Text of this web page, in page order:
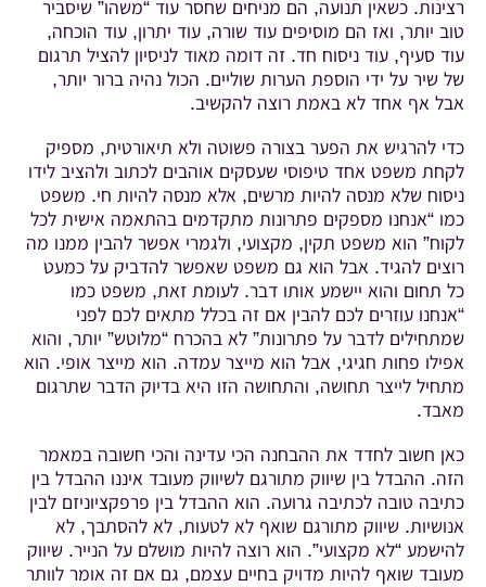
רצינות. כשאין תנועה, הם מניחים שחסר עוד “משהו” שיסביר
טוב יותר, ואז הם מוסיפים עוד שורה, עוד יתרון, עוד הוכחה,
עוד סעיף, עוד ניסוח חד. זה דומה מאוד לניסיון להציל תרגום
של שיר על ידי הוספת הערות שוליים. הכול נהיה ברור יותר,
אבל אף אחד לא באמת רוצה להקשיב.
כדי להרגיש את הפער בצורה פשוטה ולא תיאורטית, מספיק
לקחת משפט אחד טיפוסי שעסקים אוהבים לכתוב ולהציב לידו
ניסוח שלא מנסה להיות מרשים, אלא מנסה להיות חי. משפט
כמו “אנחנו מספקים פתרונות מתקדמים בהתאמה אישית לכל
לקוח” הוא משפט תקין, מקצועי, ולגמרי אפשר להבין ממנו מה
רוצים להגיד. אבל הוא גם משפט שאפשר להדביק על כמעט
כל תחום והוא יישמע אותו דבר. לעומת זאת, משפט כמו
“אנחנו עוזרים לכם להבין אם זה בכלל מתאים לכם לפני
שמתחילים לדבר על פתרונות” לא בהכרח “מלוטש” יותר, והוא
אפילו פחות חגיגי, אבל הוא מייצר עמדה. הוא מייצר אופי. הוא
מתחיל לייצר תחושה, והתחושה הזו היא בדיוק הדבר שתרגום
מאבד.
כאן חשוב לחדד את ההבחנה הכי עדינה והכי חשובה במאמר
הזה. ההבדל בין שיווק מתורגם לשיווק מעובד איננו ההבדל בין
כתיבה טובה לכתיבה גרועה. הוא ההבדל בין פרפקציוניזם לבין
אנושיות. שיווק מתורגם שואף לא לטעות, לא להסתבך, לא
להישמע “לא מקצועי”. הוא רוצה להיות מושלם על הנייר. שיווק
מעובד שואף להיות מדויק בחיים עצמם, גם אם זה אומר לוותר